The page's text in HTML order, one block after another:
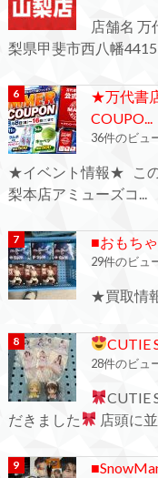
店舗名 万
梨県甲斐市西八幡
★万代書
COUPO...
36件のビュ
★イベント情報★ こ
梨本店アミューズコ...
■おもち
29件のビュ
★買取情
CUTIE
28件のビュ
CUTIE
だきました
店頭に